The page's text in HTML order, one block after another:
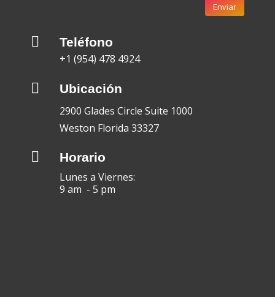
Enviar
 Teléfono
+1 (954) 478 4924
 Ubicación
2900 Glades Circle Suite 1000
Weston Florida 33327
 Horario
Lunes a Viernes:
9 am - 5 pm